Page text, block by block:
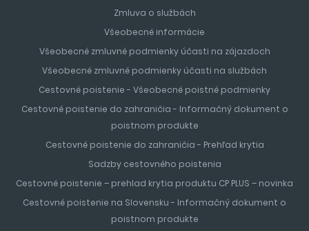
Zmluva o službách
Všeobecné informácie
Všeobecné zmluvné podmienky účasti na zájazdoch
Všeobecné zmluvné podmienky účasti na službách
Cestovné poistenie - Všeobecné poistné podmienky
Cestovné poistenie do zahraničia - Informačný dokument o
poistnom produkte
Cestovné poistenie do zahraničia - Prehľad krytia
Sadzby cestovného poistenia
Cestovné poistenie – prehlad krytia produktu CP PLUS – novinka
Cestovné poistenie na Slovensku - Informačný dokument o
poistnom produkte